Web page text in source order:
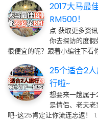
2017大马最
RM500！
点 获取更多资
你去探访的度
很便宜的呢？跟着小编往下看
25个适合2
行啦~
想要来一趟属
是情侣、老夫
吧~这25肯定让你流连忘返！